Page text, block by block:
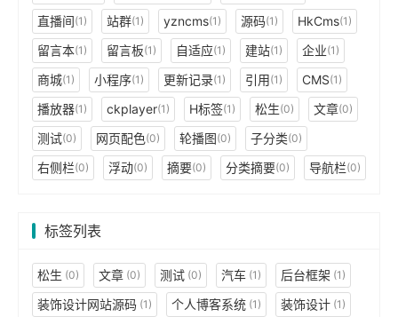
直播间(1) 站群(1) yzncms(1) 源码(1) HkCms(1)
留言本(1) 留言板(1) 自适应(1) 建站(1) 企业(1)
商城(1) 小程序(1) 更新记录(1) 引用(1) CMS(1)
播放器(1) ckplayer(1) H标签(1) 松生(0) 文章(0)
测试(0) 网页配色(0) 轮播图(0) 子分类(0)
右侧栏(0) 浮动(0) 摘要(0) 分类摘要(0) 导航栏(0)
标签列表
松生 (0) 文章 (0) 测试 (0) 汽车 (1) 后台框架 (1)
装饰设计网站源码 (1) 个人博客系统 (1) 装饰设计 (1)